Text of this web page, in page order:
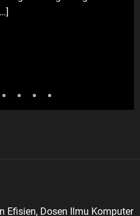
tersebut diterima langsung oleh